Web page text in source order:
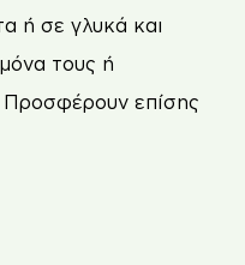
ή σε γλυκά και
τους ή
επίσης